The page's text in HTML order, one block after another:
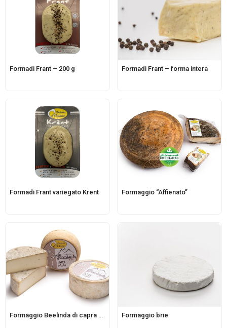
Formadi Frant – 200 g Formadi Frant – forma intera
Formadi Frant variegato Krent Formaggio “Affienato”
Formaggio Beelinda di capra d’Aviano Formaggio brie